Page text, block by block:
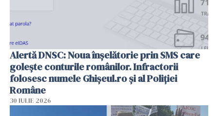
Alertă DNSC: Noua înșelătorie prin SMS care
golește conturile românilor. Infractorii
folosesc numele Ghișeul.ro și al Poliției
Române
30 IULIE 2026